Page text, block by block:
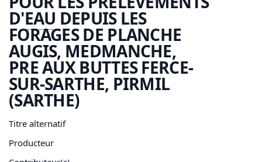
D'EAU DEPUIS LES
FORAGES DE PLANCHE
AUGIS, MEDMANCHE,
PRE AUX BUTTES FERCE-
SUR-SARTHE, PIRMIL
(SARTHE)
Titre alternatif
Producteur